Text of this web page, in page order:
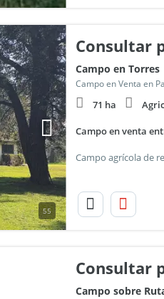
55
Consultar
Campo en Torres
Campo en Venta en
71 ha
Campo en venta
Consultar
Campo sobre